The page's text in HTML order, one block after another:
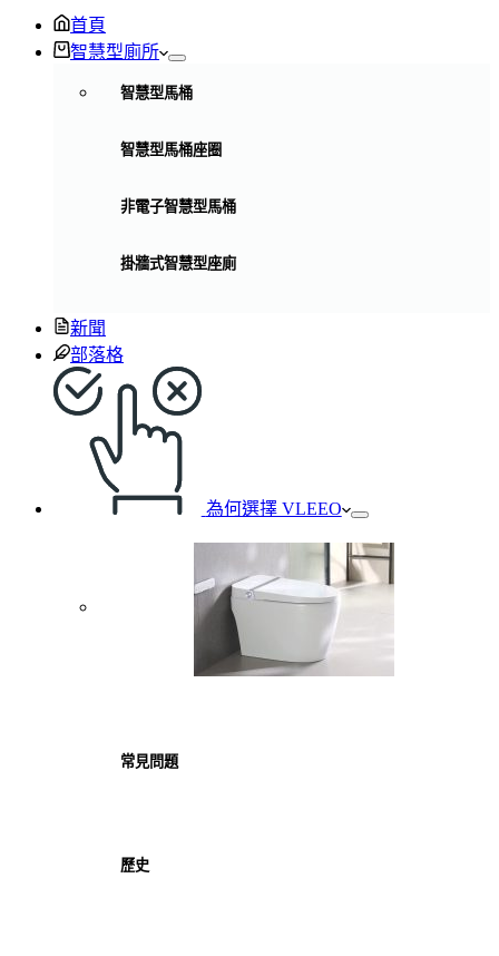
首頁
智慧型廁所
智慧型馬桶
智慧型馬桶座圈
非電子智慧型馬桶
掛牆式智慧型座廁
新聞
部落格
為何選擇 VLEEO
常見問題
歷史